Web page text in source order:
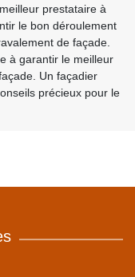
prestataire à
le bon déroulement
de façade.
à garantir le meilleur
Un façadier
précieux pour le